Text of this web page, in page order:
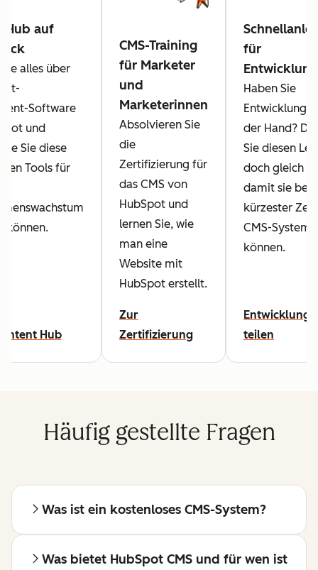
Hub auf
alles über
Software
und
Sie diese
Tools für
können.
Hub
CMS-Training
für Marketer
und
Marketerinnen
Absolvieren Sie
die
Zertifizierung für
das CMS von
HubSpot und
lernen Sie, wie
man eine
Website mit
HubSpot erstellt.
Zur
Zertifizierung
für
Haben Sie
der Hand?
Sie diesen
doch gleich
damit sie
kürzester
CMS-System
können.
teilen
Häufig gestellte Fragen
Was ist ein kostenloses CMS-System?
Was bietet HubSpot CMS und für wen ist